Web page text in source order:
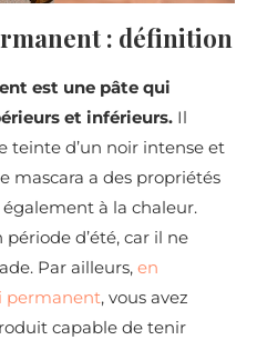
: définition
est une pâte qui
et inférieurs. Il
teinte d’un noir intense et
mascara a des propriétés
à la chaleur.
d’été, car il ne
Par ailleurs, en
permanent, vous avez
capable de tenir